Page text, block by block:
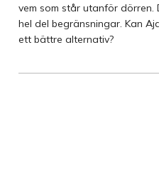
vem som står utanför
hel del begränsningar. Kan
ett bättre alternativ?